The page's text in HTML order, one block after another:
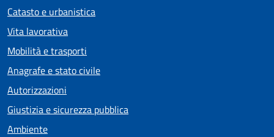
Catasto e urbanistica
Vita lavorativa
Mobilità e trasporti
Anagrafe e stato civile
Autorizzazioni
Giustizia e sicurezza pubblica
Ambiente